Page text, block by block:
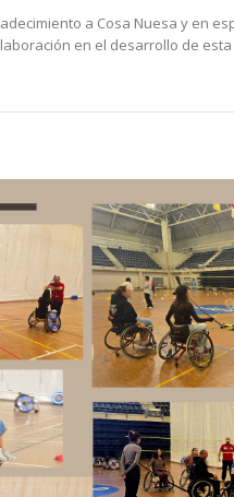
a Cosa Nuesa y en
en el desarrollo de esta